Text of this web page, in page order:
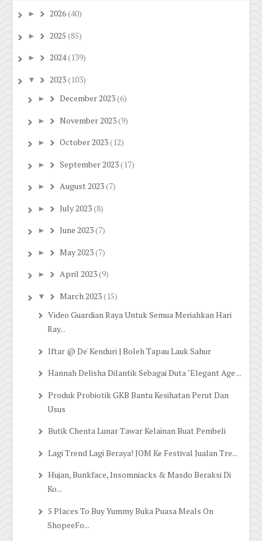
► 2026(40)
► 2025 (85)
► 2024(139)
▼ 2023(103)
► December 2023(6)
► November 2023(9)
► October 2023(12)
► September 2023(17)
► August 2023(7)
► July 2023(8)
► June 2023(7)
► May 2023(7)
► April 2023(9)
▼ March 2023(15)
Video Guardian Raya Untuk Semua Meriahkan Hari
Ray...
Iftar @ De' Kenduri | Boleh Tapau Lauk Sahur
Hannah Delisha Dilantik Sebagai Duta "Elegant Age ...
Produk Probiotik GKB Bantu Kesihatan Perut Dan
Usus
Butik Chenta Lunar Tawar Kelainan Buat Pembeli
Lagi Trend Lagi Beraya! JOM Ke Festival Jualan Tre...
Hujan, Bunkface, Insomniacks & Masdo Beraksi Di
Ko...
5 Places To Buy Yummy Buka Puasa Meals On
ShopeeFo...